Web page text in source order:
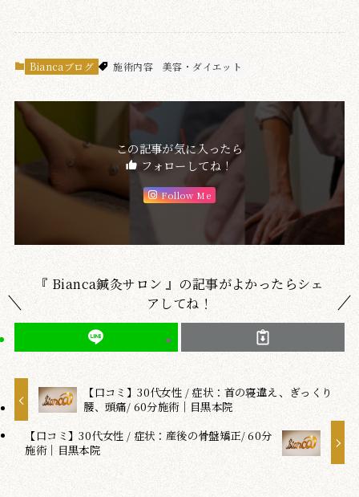
Biancaブログ 施術内容 美容・ダイエット
この記事が気に入ったら
フォローしてね！
Follow Me
『 Bianca鍼灸サロン 』の記事がよかったらシェ
アしてね！
【口コミ】30代女性 / 症状：首の寝違え、ぎっくり
腰、頭痛/ 60分施術｜目黒本院
【口コミ】30代女性 / 症状：産後の骨盤矯正/ 60分
施術｜目黒本院